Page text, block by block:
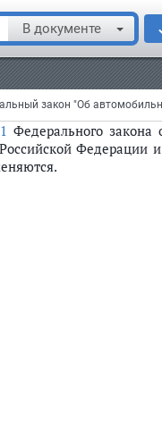
В документе
,абзац второй
вступают в силу
закона.
1настоящего
Федерального
Федерации